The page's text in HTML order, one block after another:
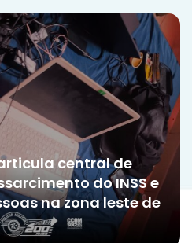
central de
do INSS e
na zona leste de